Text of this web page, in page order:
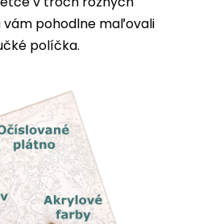
pohodlne maľovali
políčka.